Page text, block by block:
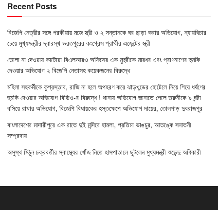
Recent Posts
বিজেপি নেত্রীর সঙ্গে পরকীয়ায় মজে স্ত্রী ও ২ সন্তানকে ঘর ছাড়া করার অভিযোগ, ন্যায়বিচার
চেয়ে মুখ্যমন্ত্রীর দ্বারস্থ ভরতপুরের কংগ্রেস প্রার্থীর এজেন্টের স্ত্রী
তোলা না দেওয়ায় কাটোয়া বিএলআরও অফিসের এক মুহুরীকে মারধর এবং প্রাণনাশের হুমকি
দেওয়ার অভিযোগ ২ বিজেপি নেতাসহ কয়েকজনের বিরুদ্ধে
মহিলা সহকর্মীকে কুপ্রস্তাব, রাজি না হলে অপহরণ করে ঝাড়খন্ডের হোটেলে নিয়ে গিয়ে ধর্ষণের
হুমকি দেওয়ার অভিযোগ বিডিও-র বিরুদ্ধে ! থানায় অভিযোগ জানাতে গেলে তরুনীকে ৯ ঘন্টা
বসিয়ে রাখার অভিযোগ, বিজেপি বিধায়কের হস্তক্ষেপে অভিযোগ দায়ের, তোলপাড় দুবরাজপুর
বাংলাদেশের মাদারীপুরে এক রাতে দুই মন্দিরে হামলা, প্রতিমা ভাঙচুর, আতঙ্কে সনাতনী
সম্প্রদায়
অসুস্থ মিঠুন চক্রবর্তীর স্বাস্থ্যের খোঁজ নিতে হাসপাতালে ছুটলেন মুখ্যমন্ত্রী শুভেন্দু অধিকারী